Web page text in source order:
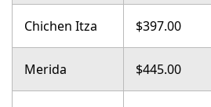
Chichen Itza $397.00
Merida $445.00